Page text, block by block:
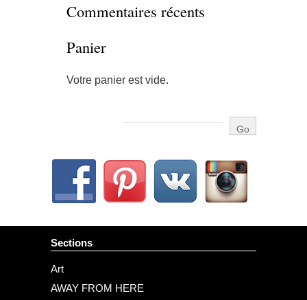
Commentaires récents
Panier
Votre panier est vide.
Sections
Art
AWAY FROM HERE